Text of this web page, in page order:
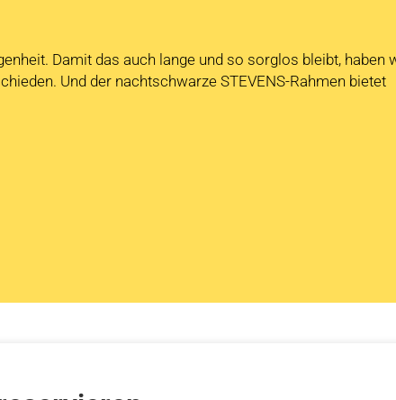
Damit das auch lange und so sorglos bleibt, haben
Und der nachtschwarze STEVENS-Rahmen bietet